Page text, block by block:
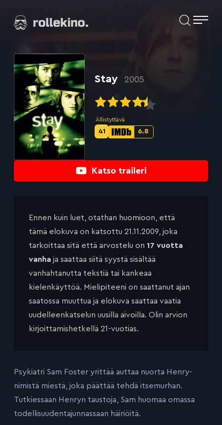
suoraan
Elokuvat ja elokuva-arviot | Rollekino.fi
jälkeen.
Katso traileri
Stay 2005
Ällistyttävä
IMDb-
6.8
Metascore-
41
Ennen kuin luet, otathan huomioon, että
tämä elokuva on katsottu 21.11.2009, joka
tarkoittaa sitä että arvostelu on 17 vuotta
vanha ja saattaa siitä syystä sisältää
vanhahtanutta tekstiä tai kankeaa
kielenkäyttöä. Mielipiteeni on saattanut ajan
saatossa muuttua ja elokuva saattaa vaatia
uudelleenkatselun uusilla aivoilla. Olin arvion
kirjoittamishetkellä 21-vuotias.
Psykiatri Sam Foster yrittää auttaa nuorta Henry-
nimistä miestä, joka päättää tehdä itsemurhan.
Tutkiessaan Henryn taustoja, Sam huomaa omassa
todellisuudentajunnassaan häiriöitä.